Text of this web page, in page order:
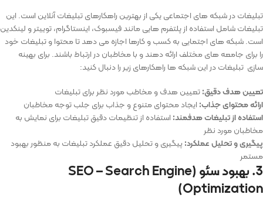
تبلیغات در شبکه‌ های اجتماعی یکی از بهترین راهکارهای تبلیغات آنلاین است. این
تبلیغات شامل استفاده از پلتفرم ‌هایی مانند فیسبوک، اینستاگرام، توییتر و لینکدین
است. شبکه های اجتمایی به کسب و کارها اجازه می ‌دهد تا محتوا و تبلیغات خود
را برای جامعه ‌های مختلف ارائه دهند و با مخاطبان در ارتباط باشند. برای بهینه
سازی تبلیغات در این شبکه ها راهکارهای زیر را دنبال کنید:
تعیین هدف دقیق:تعیین هدف و مخاطب مورد نظر برای تبلیغات
ارائه محتوای جذاب: ایجاد محتوای متنوع و جذاب برای جلب توجه مخاطبان
استفاده از تبلیغات هدفمند: استفاده از تنظیمات دقیق تبلیغات برای نمایش به
مخاطبان مورد نظر
پیگیری و تحلیل عملکرد: پیگیری و تحلیل دقیق عملکرد تبلیغات به منظور بهبود
مستمر
3. بهبود سئو (SEO – Search Engine
Optimization)